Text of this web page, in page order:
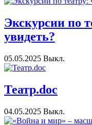
Экскурсии по
увидеть?
05.05.2025 Выкл.
Театр.doc
04.05.2025 Выкл.